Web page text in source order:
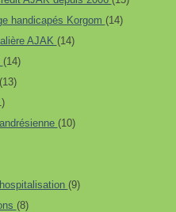
handicapés Korgom (14)
AJAK (14)
(14)
(13)
(10)
(9)
(8)